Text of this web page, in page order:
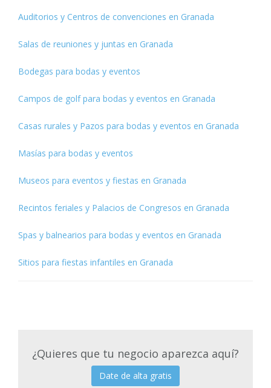
Auditorios y Centros de convenciones en Granada
Salas de reuniones y juntas en Granada
Bodegas para bodas y eventos
Campos de golf para bodas y eventos en Granada
Casas rurales y Pazos para bodas y eventos en Granada
Masías para bodas y eventos
Museos para eventos y fiestas en Granada
Recintos feriales y Palacios de Congresos en Granada
Spas y balnearios para bodas y eventos en Granada
Sitios para fiestas infantiles en Granada
¿Quieres que tu negocio aparezca aquí?
Date de alta gratis